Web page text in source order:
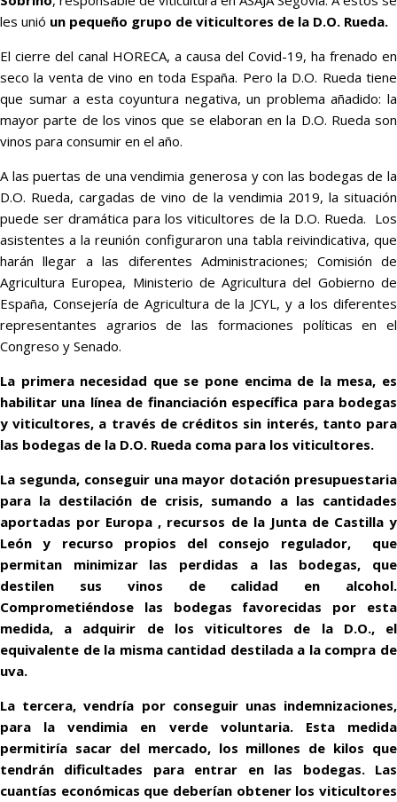
les unió un pequeño grupo de viticultores de la D.O. Rueda.
El cierre del canal HORECA, a causa del Covid-19, ha frenado en
seco la venta de vino en toda España. Pero la D.O. Rueda tiene
que sumar a esta coyuntura negativa, un problema añadido: la
mayor parte de los vinos que se elaboran en la D.O. Rueda son
vinos para consumir en el año.
A las puertas de una vendimia generosa y con las bodegas de la
D.O. Rueda, cargadas de vino de la vendimia 2019, la situación
puede ser dramática para los viticultores de la D.O. Rueda. Los
asistentes a la reunión configuraron una tabla reivindicativa, que
harán llegar a las diferentes Administraciones; Comisión de
Agricultura Europea, Ministerio de Agricultura del Gobierno de
España, Consejería de Agricultura de la JCYL, y a los diferentes
representantes agrarios de las formaciones políticas en el
Congreso y Senado.
La primera necesidad que se pone encima de la mesa, es
habilitar una línea de financiación específica para bodegas
y viticultores, a través de créditos sin interés, tanto para
las bodegas de la D.O. Rueda coma para los viticultores.
La segunda, conseguir una mayor dotación presupuestaria
para la destilación de crisis, sumando a las cantidades
aportadas por Europa , recursos de la Junta de Castilla y
León y recurso propios del consejo regulador, que
permitan minimizar las perdidas a las bodegas, que
destilen sus vinos de calidad en alcohol.
Comprometiéndose las bodegas favorecidas por esta
medida, a adquirir de los viticultores de la D.O., el
equivalente de la misma cantidad destilada a la compra de
uva.
La tercera, vendría por conseguir unas indemnizaciones,
para la vendimia en verde voluntaria. Esta medida
permitiría sacar del mercado, los millones de kilos que
tendrán dificultades para entrar en las bodegas. Las
cuantías económicas que deberían obtener los viticultores